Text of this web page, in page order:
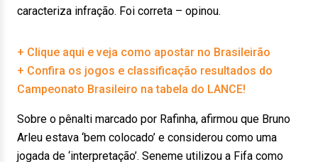
caracteriza infração. Foi correta – opinou.
+ Clique aqui e veja como apostar no Brasileirão
+ Confira os jogos e classificação resultados do
Campeonato Brasileiro na tabela do LANCE!
Sobre o pênalti marcado por Rafinha, afirmou que Bruno
Arleu estava ‘bem colocado’ e considerou como uma
jogada de ‘interpretação’. Seneme utilizou a Fifa como